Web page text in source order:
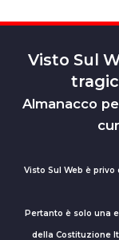
Visto Sul
Almanacco
Visto Sul Web è
Pertanto è solo una
della Costituzione